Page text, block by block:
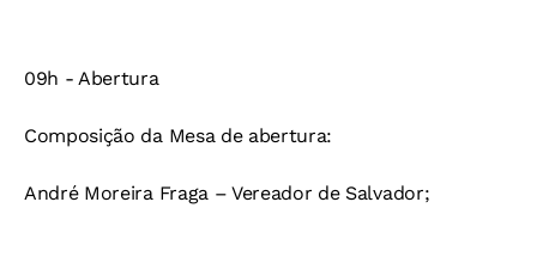
09h - Abertura
Composição da Mesa de abertura:
André Moreira Fraga – Vereador de Salvador;